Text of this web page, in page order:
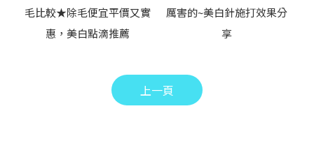
毛比較★除毛便宜平價又實
惠，美白點滴推薦
厲害的~美白針施打效果分
享
上一頁